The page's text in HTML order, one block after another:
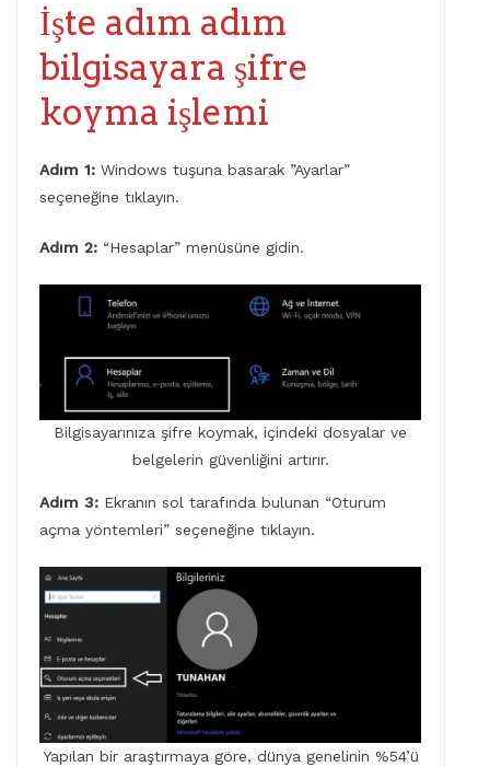
İşte adım adım
bilgisayara şifre
koyma işlemi
Adım 1: Windows tuşuna basarak ”Ayarlar”
seçeneğine tıklayın.
Adım 2: “Hesaplar” menüsüne gidin.
Bilgisayarınıza şifre koymak, içindeki dosyalar ve
belgelerin güvenliğini artırır.
Adım 3: Ekranın sol tarafında bulunan “Oturum
açma yöntemleri” seçeneğine tıklayın.
Yapılan bir araştırmaya göre, dünya genelinin %54’ü